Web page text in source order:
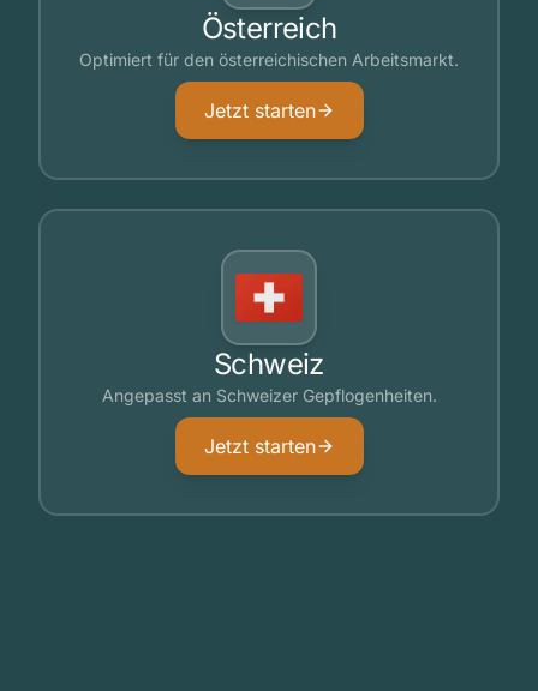
Österreich
Optimiert für den österreichischen Arbeitsmarkt.
Jetzt starten
Schweiz
Angepasst an Schweizer Gepflogenheiten.
Jetzt starten